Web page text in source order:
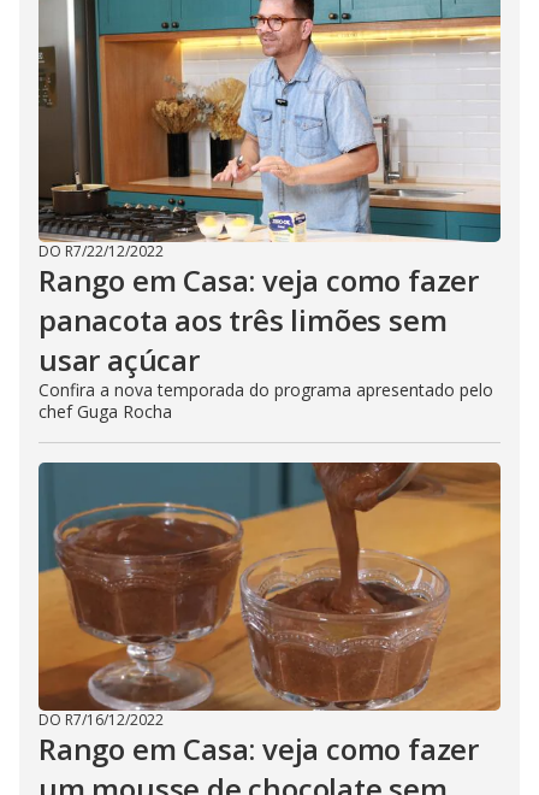
DO R7/22/12/2022
Rango em Casa: veja como fazer
panacota aos três limões sem
usar açúcar
Confira a nova temporada do programa apresentado pelo
chef Guga Rocha
DO R7/16/12/2022
Rango em Casa: veja como fazer